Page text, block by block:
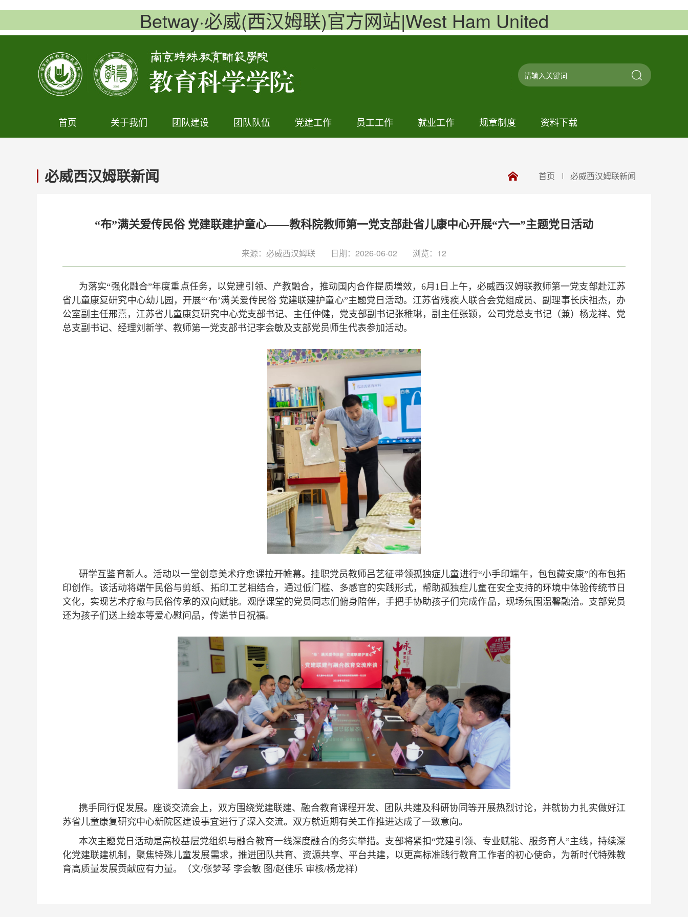
Betway·必威(西汉姆联)官方网站|West Ham United
首页 关于我们 团队建设 团队队伍 党建工作 员工工作 就业工作 规章制度 资料下载
必威西汉姆联新闻 首页 必威西汉姆联新闻
“布”满关爱传民俗 党建联建护童心——教科院教师第一党支部赴省儿康中心开展“六一”主题党日活动
来源：必威西汉姆联 日期：2026-06-02 浏览： 12
为落实“强化融合”年度重点任务，以党建引领、产教融合，推动国内合作提质增效，6月1日上午，必威西汉姆联教师第一党支部赴江苏
省儿童康复研究中心幼儿园，开展“‘布’满关爱传民俗 党建联建护童心”主题党日活动。江苏省残疾人联合会党组成员、副理事长庆祖杰，办
公室副主任邢熹，江苏省儿童康复研究中心党支部书记、主任仲健，党支部副书记张稚琳，副主任张颖，公司党总支书记（兼）杨龙祥、党
总支副书记、经理刘新学、教师第一党支部书记李会敏及支部党员师生代表参加活动。
研学互鉴育新人。活动以一堂创意美术疗愈课拉开帷幕。挂职党员教师吕艺征带领孤独症儿童进行“小手印端午，包包藏安康”的布包拓
印创作。该活动将端午民俗与剪纸、拓印工艺相结合，通过低门槛、多感官的实践形式，帮助孤独症儿童在安全支持的环境中体验传统节日
文化，实现艺术疗愈与民俗传承的双向赋能。观摩课堂的党员同志们俯身陪伴，手把手协助孩子们完成作品，现场氛围温馨融洽。支部党员
还为孩子们送上绘本等爱心慰问品，传递节日祝福。
携手同行促发展。座谈交流会上，双方围绕党建联建、融合教育课程开发、团队共建及科研协同等开展热烈讨论，并就协力扎实做好江
苏省儿童康复研究中心新院区建设事宜进行了深入交流。双方就近期有关工作推进达成了一致意向。
本次主题党日活动是高校基层党组织与融合教育一线深度融合的务实举措。支部将紧扣“党建引领、专业赋能、服务育人”主线，持续深
化党建联建机制，聚焦特殊儿童发展需求，推进团队共育、资源共享、平台共建，以更高标准践行教育工作者的初心使命，为新时代特殊教
育高质量发展贡献应有力量。（文/张梦琴 李会敏 图/赵佳乐 审核/杨龙祥）